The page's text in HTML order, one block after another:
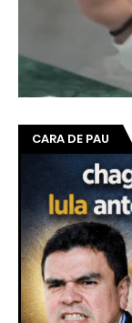
CARA DE PAU